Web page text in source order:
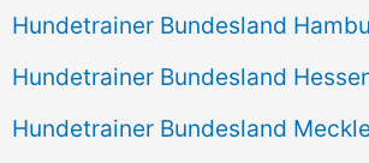
Hundetrainer Bundesland
Hundetrainer Bundesland
Hundetrainer Bundesland